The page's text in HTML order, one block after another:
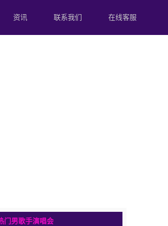
资讯 联系我们 在线客服
门男歌手演唱会